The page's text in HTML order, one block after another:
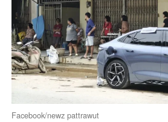
Facebook/newz pattrawut